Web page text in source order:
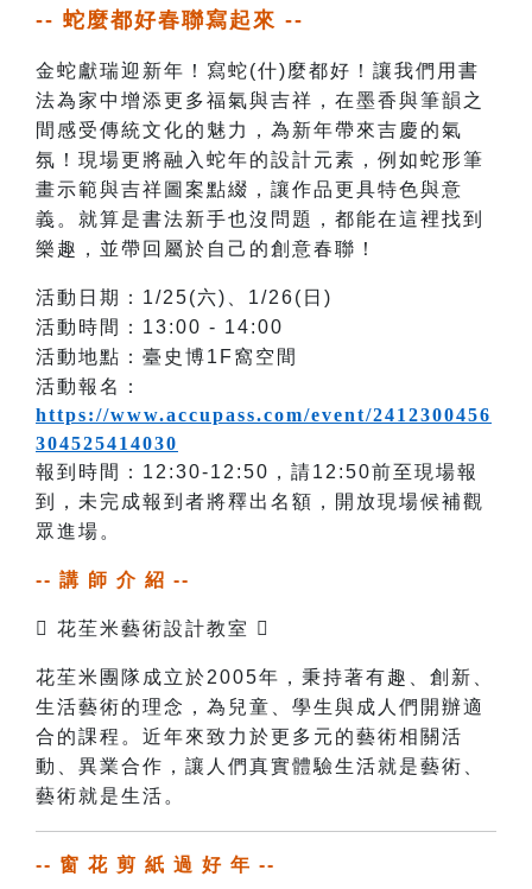
-- 蛇麼都好春聯寫起來 --
金蛇獻瑞迎新年！寫蛇(什)麼都好！讓我們用書
法為家中增添更多福氣與吉祥，在墨香與筆韻之
間感受傳統文化的魅力，為新年帶來吉慶的氣
氛！現場更將融入蛇年的設計元素，例如蛇形筆
畫示範與吉祥圖案點綴，讓作品更具特色與意
義。 就算是書法新手也沒問題，都能在這裡找到
樂趣，並帶回屬於自己的創意春聯！
活動日期：1/25(六)、1/26(日)
活動時間：13:00 - 14:00
活動地點：臺史博1F窩空間
活動報名：
https://www.accupass.com/event/2412300456
304525414030
報到時間：12:30-12:50，請12:50前至現場報
到，未完成報到者將釋出名額，開放現場候補觀
眾進場。
-- 講 師 介 紹 --
 花苼⽶藝術設計教室 
花苼米團隊成立於2005年，秉持著有趣、創新、
生活藝術的理念，為兒童、學生與成人們開辦適
合的課程。近年來致力於更多元的藝術相關活
動、異業合作，讓人們真實體驗生活就是藝術、
藝術就是生活。
-- 窗 花 剪 紙 過 好 年 --